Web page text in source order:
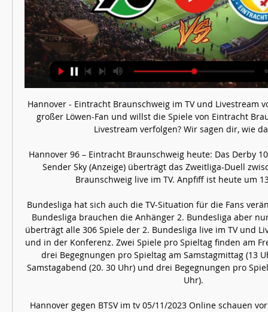
Hannover - Eintracht Braunschweig im TV und Livestream
großer Löwen-Fan und willst die Spiele von Eintracht
Livestream verfolgen? Wir sagen dir, wie
Hannover 96 – Eintracht Braunschweig heute: Das Derby
Sender Sky (Anzeige) überträgt das Zweitliga-Duell
Braunschweig live im TV. Anpfiff ist heute um
Bundesliga hat sich auch die TV-Situation für die Fans
Bundesliga brauchen die Anhänger 2. Bundesliga aber
überträgt alle 306 Spiele der 2. Bundesliga live im TV und
und in der Konferenz. Zwei Spiele pro Spieltag finden am
drei Begegnungen pro Spieltag am Samstagmittag (13
Samstagabend (20. 30 Uhr) und drei Begegnungen pro
Uhr).
Hannover gegen BTSV im tv 05/11/2023 Online schauen